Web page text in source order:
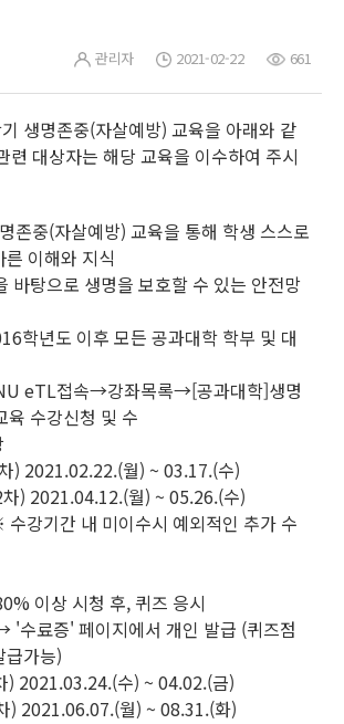
관리자 2021-02-22 661
생명존중(자살예방) 교육을 아래와 같
련 대상자는 해당 교육을 이수하여 주시
존중(자살예방) 교육을 통해 학생 스스로
이해와 지식
생명을 보호할 수 있는 안전망
학년도 이후 모든 공과대학 학부 및 대
eTL접속→강좌목록→[공과대학]생명
육 수강신청 및 수
) 2021.02.22.(월) ~ 03.17.(수)
월) ~ 05.26.(수)
내 미이수시 예외적인 추가 수
이상 시청 후, 퀴즈 응시
수료증' 페이지에서 개인 발급 (퀴즈점
급가능)
) 2021.03.24.(수) ~ 04.02.(금)
월) ~ 08.31.(화)